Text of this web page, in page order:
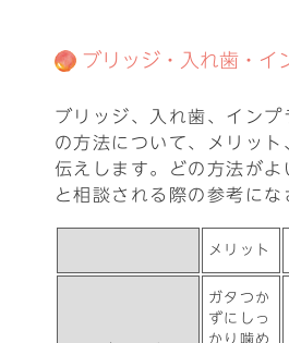
ブリッジ・入れ歯・イ
ブリッジ、入れ歯、インプ
の方法について、メリット
伝えします。どの方法がよ
と相談される際の参考にな
メリット
ガタつか
ずにしっ
かり噛め